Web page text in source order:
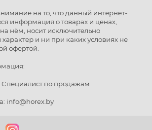
на то, что данный интернет-
информация о товарах и ценах,
нём, носит исключительно
и ни при каких условиях не
офертой.
Специалист по продажам
info@horex.by